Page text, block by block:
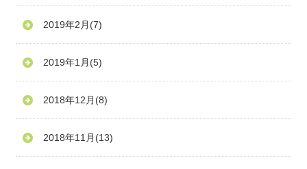
2019年2月 (7)
2019年1月 (5)
2018年12月 (8)
2018年11月 (13)